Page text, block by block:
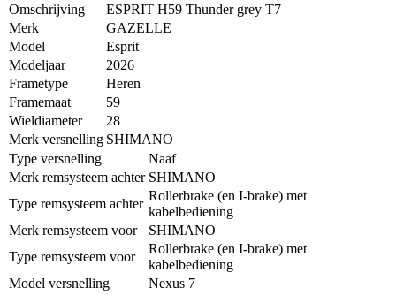
Omschrijving
ESPRIT H59 Thunder grey T7
Merk
GAZELLE
Model
Esprit
Modeljaar
2026
Frametype
Heren
Framemaat
59
Wieldiameter
28
Merk versnelling SHIMANO
Type versnelling
Naaf
Merk remsysteem achter SHIMANO
Type remsysteem achter
Rollerbrake (en I-brake) met
kabelbediening
Merk remsysteem voor
SHIMANO
Type remsysteem voor
Rollerbrake (en I-brake) met
kabelbediening
Model versnelling
Nexus 7